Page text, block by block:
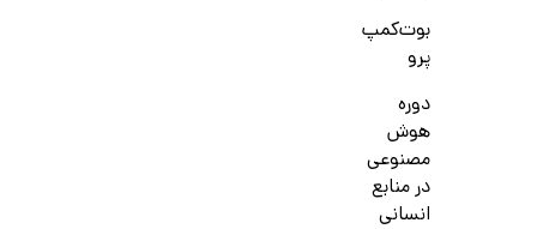
بوت‌کمپ
پرو
دوره
هوش
مصنوعی
در منابع
انسانی